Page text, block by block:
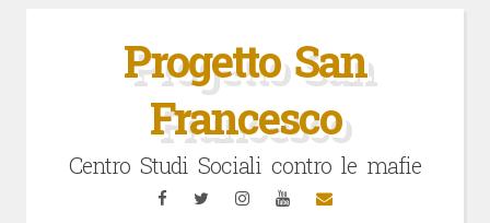
Progetto San
Francesco
Centro Studi Sociali contro le mafie
FacebookTwitterInstagramYouTubeEmail